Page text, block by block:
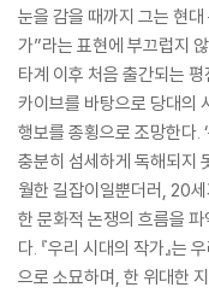
눈을 감을 때까지 그는 현
가”라는 표현에 부끄럽지
타계 이후 처음 출간되는
카이브를 바탕으로 당대의
행보를 종횡으로 조망한다.
충분히 섬세하게 독해되지
월한 길잡이일뿐더러, 20
한 문화적 논쟁의 흐름을
다. 『우리 시대의 작가』는
으로 소묘하며, 한 위대한